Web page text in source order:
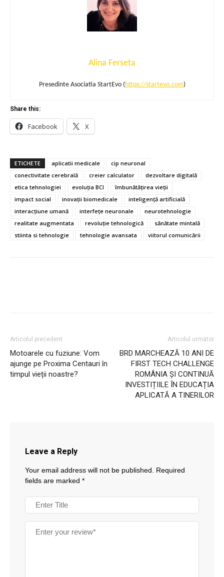
Alina Ferseta
Presedinte Asociatia StartEvo ( https://startevo.com)
Share this:
Facebook X
ETICHETE aplicatii medicale
cip neuronal
conectivitate cerebrală
creier calculator
dezvoltare digitală
etica tehnologiei
evoluția BCI
îmbunătățirea vieții
impact social
inovații biomedicale
inteligență artificială
interacțiune umană
interfețe neuronale
neurotehnologie
realitate augmentata
revoluție tehnologică
sănătate mintală
stiinta si tehnologie
tehnologie avansata viitorul comunicării
Articolul precedent
Motoarele cu fuziune: Vom
ajunge pe Proxima Centauri în
timpul vieții noastre?
Articolul următor
BRD MARCHEAZĂ 10 ANI DE
FIRST TECH CHALLENGE
ROMÂNIA ȘI CONTINUĂ
INVESTIȚIILE ÎN EDUCAȚIA
APLICATĂ A TINERILOR
Leave a Reply
Your email address will not be published.
Required
fields are marked *